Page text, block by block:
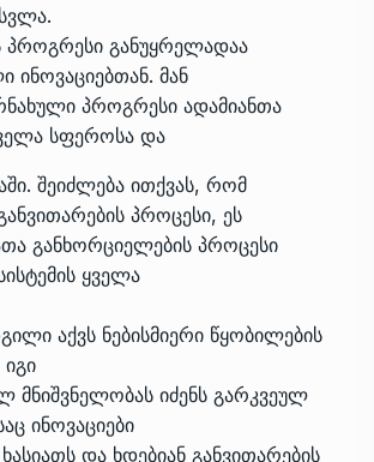
პროგრესი განუყრელადაა
ინოვაციებთან. მან
პროგრესი ადამიანთა
სფეროსა და
შეიძლება ითქვას, რომ
პროცესი, ეს
განხორციელების პროცესი
ყველა
აქვს ნებისმიერი წყობილების
მნიშვნელობას იძენს გარკვეულ
ინოვაციები
და ხდებიან განვითარების